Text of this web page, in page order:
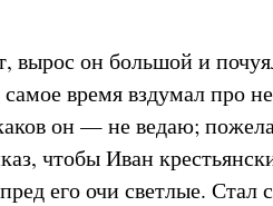
вырос он большой и
время вздумал про
он — не ведаю;
чтобы Иван
его очи светлые. Стал